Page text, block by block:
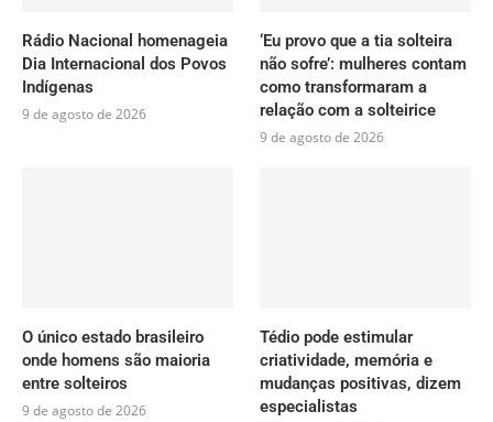
Rádio Nacional homenageia
Dia Internacional dos Povos
Indígenas
9 de agosto de 2026
‘Eu provo que a tia solteira
não sofre’: mulheres contam
como transformaram a
relação com a solteirice
9 de agosto de 2026
O único estado brasileiro
onde homens são maioria
entre solteiros
9 de agosto de 2026
Tédio pode estimular
criatividade, memória e
mudanças positivas, dizem
especialistas